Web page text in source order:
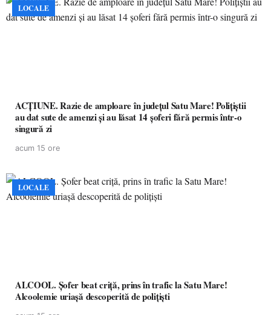
LOCALE
ACȚIUNE. Razie de amploare în județul Satu Mare! Polițiștii
au dat sute de amenzi și au lăsat 14 șoferi fără permis într-o
singură zi
acum 15 ore
LOCALE
ALCOOL. Șofer beat criță, prins în trafic la Satu Mare!
Alcoolemie uriașă descoperită de polițiști